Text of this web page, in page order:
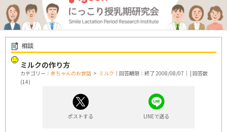
相談
ミルクの作り方
カテゴリー： 赤ちゃんのお世話 > ミルク ｜回答期限：終了 2008/08/07｜ | 回答数
(14)
ポストする LINEで送る